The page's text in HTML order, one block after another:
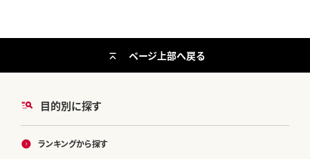
目的別に探す
ランキングから探す
ページ上部へ戻る